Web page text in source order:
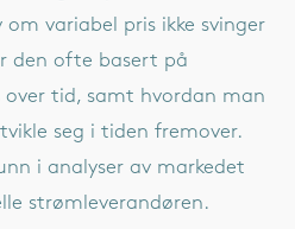
variabel pris ikke svinger
den ofte basert på
tid, samt hvordan man
seg i tiden fremover.
i analyser av markedet
strømleverandøren.